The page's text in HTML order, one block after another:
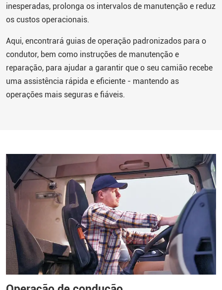
inesperadas, prolonga os intervalos de manutenção e reduz
os custos operacionais.
Aqui, encontrará guias de operação padronizados para o
condutor, bem como instruções de manutenção e
reparação, para ajudar a garantir que o seu camião recebe
uma assistência rápida e eficiente - mantendo as
operações mais seguras e fiáveis.